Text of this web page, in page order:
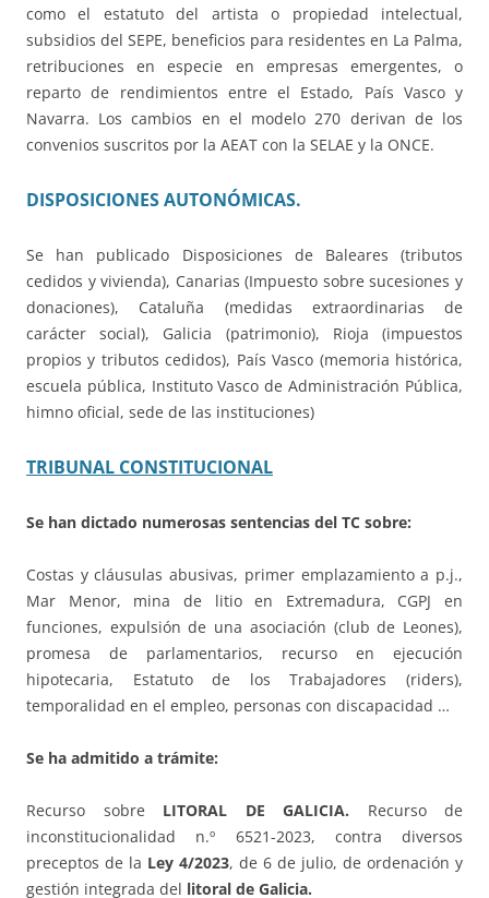
como el estatuto del artista o propiedad intelectual,
subsidios del SEPE, beneficios para residentes en La Palma,
retribuciones en especie en empresas emergentes, o
reparto de rendimientos entre el Estado, País Vasco y
Navarra. Los cambios en el modelo 270 derivan de los
convenios suscritos por la AEAT con la SELAE y la ONCE.
DISPOSICIONES AUTONÓMICAS.
Se han publicado
Disposiciones de Baleares (tributos
cedidos y vivienda), Canarias (Impuesto sobre sucesiones y
donaciones), Cataluña (medidas extraordinarias de
carácter social), Galicia (patrimonio), Rioja (impuestos
propios y tributos cedidos), País Vasco (memoria histórica,
escuela pública, Instituto Vasco de Administración Pública,
himno oficial, sede de las instituciones)
TRIBUNAL CONSTITUCIONAL
Se han dictado numerosas sentencias del TC sobre:
Costas y cláusulas abusivas, primer emplazamiento a p.j.,
Mar Menor, mina de litio en Extremadura, CGPJ en
funciones, expulsión de una asociación (club de Leones),
promesa de parlamentarios, recurso en ejecución
hipotecaria, Estatuto de los Trabajadores (riders),
temporalidad en el empleo, personas con discapacidad …
Se ha admitido a trámite:
Recurso sobre LITORAL DE GALICIA. Recurso de
inconstitucionalidad n.º 6521-2023, contra diversos
preceptos de la Ley 4/2023, de 6 de julio, de ordenación y
gestión integrada del litoral de Galicia.